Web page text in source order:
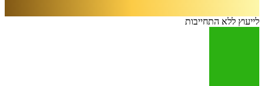
לייעוץ ללא התחייבות